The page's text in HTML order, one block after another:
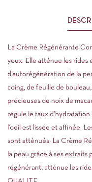
La Crème Régénérante
yeux. Elle atténue les rides
d’autorégénération de la
coing, de feuille de bouleau,
précieuses de noix de
régule le taux
l’oeil est lissée et affinée.
sont atténués. La Crème
la peau grâce à ses
régénérant, atténue les